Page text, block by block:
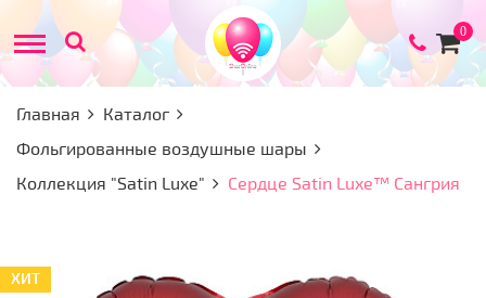
в
0
Главная
Каталог
Фольгированные воздушные шары
Коллекция "Satin Luxe"
Сердце Satin Luxe™ Сангрия
ХИТ